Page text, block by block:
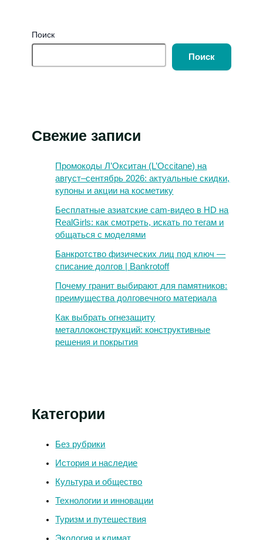
Поиск
Поиск
Свежие записи
Промокоды Л’Окситан (L’Occitane) на
август–сентябрь 2026: актуальные скидки,
купоны и акции на косметику
Бесплатные азиатские cam-видео в HD на
RealGirls: как смотреть, искать по тегам и
общаться с моделями
Банкротство физических лиц под ключ —
списание долгов | Bankrotoff
Почему гранит выбирают для памятников:
преимущества долговечного материала
Как выбрать огнезащиту
металлоконструкций: конструктивные
решения и покрытия
Категории
Без рубрики
История и наследие
Культура и общество
Технологии и инновации
Туризм и путешествия